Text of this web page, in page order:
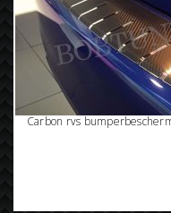
Carbon rvs